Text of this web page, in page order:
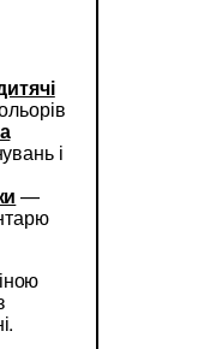
і
—